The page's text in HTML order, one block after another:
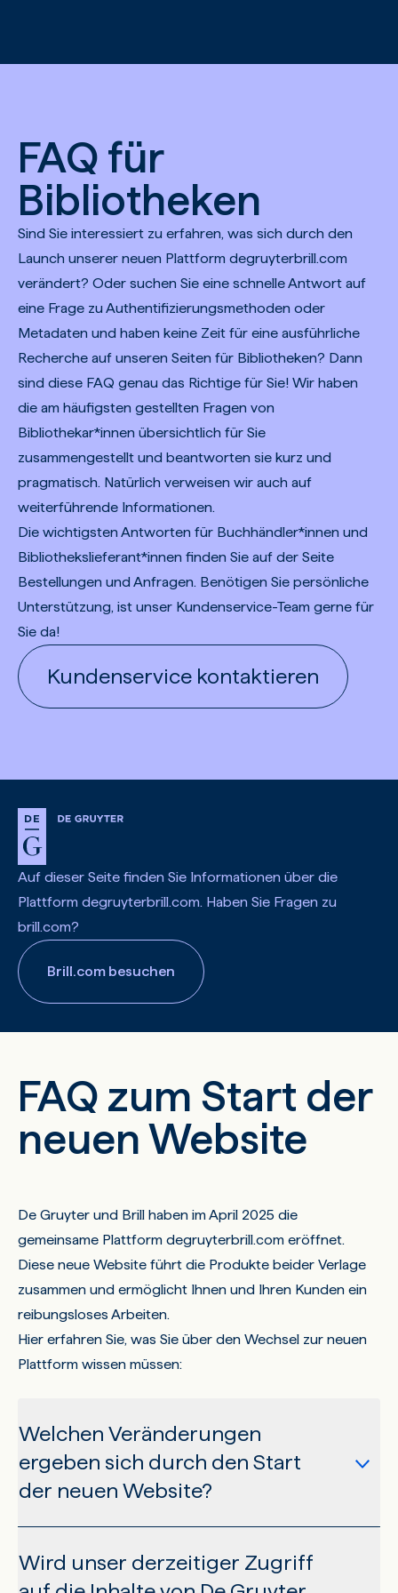
FAQ für
Bibliotheken
Sind Sie interessiert zu erfahren, was sich durch den
Launch unserer neuen Plattform degruyterbrill.com
verändert? Oder suchen Sie eine schnelle Antwort auf
eine Frage zu Authentifizierungsmethoden oder
Metadaten und haben keine Zeit für eine ausführliche
Recherche auf unseren Seiten für Bibliotheken? Dann
sind diese FAQ genau das Richtige für Sie! Wir haben
die am häufigsten gestellten Fragen von
Bibliothekar*innen übersichtlich für Sie
zusammengestellt und beantworten sie kurz und
pragmatisch. Natürlich verweisen wir auch auf
weiterführende Informationen.
Die wichtigsten Antworten für Buchhändler*innen und
Bibliothekslieferant*innen finden Sie auf der Seite
Bestellungen und Anfragen. Benötigen Sie persönliche
Unterstützung, ist unser Kundenservice-Team gerne für
Sie da!
Kundenservice kontaktieren
Auf dieser Seite finden Sie Informationen über die
Plattform degruyterbrill.com. Haben Sie Fragen zu
brill.com?
Brill.com besuchen
FAQ zum Start der
neuen Website
De Gruyter und Brill haben im April 2025 die
gemeinsame Plattform degruyterbrill.com eröffnet.
Diese neue Website führt die Produkte beider Verlage
zusammen und ermöglicht Ihnen und Ihren Kunden ein
reibungsloses Arbeiten.
Hier erfahren Sie, was Sie über den Wechsel zur neuen
Plattform wissen müssen:
Welchen Veränderungen
ergeben sich durch den Start
der neuen Website?
Degruyterbrill.com ersetzt ab April 2025
Wird unser derzeitiger Zugriff